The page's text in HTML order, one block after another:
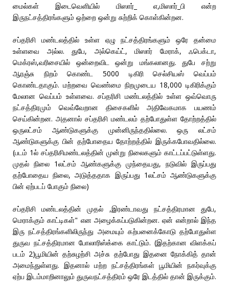
மைல்கள் இடைவெளியில் மிஸார்_ எ,மிஸார்_பி என்ற
இருநட்சத்திரங்களும் ஒற்றை ஒன்று சுற்றிக் கொள்கின்றன.
சப்தரிசி மண்டலத்தில் உள்ள ஏழு நட்சத்திரங்களும் ஒரே தன்மை
உள்ளவை அல்ல. துபே, அல்கெய்ட், மிஸார் மேராக், ஃபெக்டா,
மெக்ரஸ்,வரிசையில் ஒன்றைவிட ஒன்று மங்கலானது. துபே சற்று
ஆரஞ்சு நிறம் கொண்ட 5000 டிகிரி செல்சியஸ் வெப்பம்
கொண்டதாகும். மற்றவை வெண்மை நிறமுடைய 18,000 டிகிரிக்கும்
மேலான வெப்பம் உள்ளவை. சப்தரிசி மண்டலத்தில் உள்ள ஒவ்வொரு
நட்சத்திரமும் வெவ்வேறான திசைகளில் அதிவேகமாக பயணம்
செய்கின்றன. அதனால் சப்தரிசி மண்டலம் தற்போதுள்ள தோற்றத்தில்
ஒருலட்சம் ஆண்டுகளுக்கு முன்னிருந்ததில்லை. ஒரு லட்சம்
ஆண்டுகளுக்கு பின் தற்போதைய தோற்றத்தில் இருக்கபோவதில்லை.
(படம் 1ல் சப்தரிசிமண்டலத்தின் முன்று நிலைகளும் காட்டப்பட்டுள்ளது.
முதல் நிலை 1லட்சம் ஆண்களுக்கு முந்தையது, நடுவில் இருப்பது
தற்போதைய நிலை, அடுத்ததாக இருப்பது 1லட்சம் ஆண்டுகளுக்கு
பின் ஏற்படப் போகும் நிலை)
சப்தரிசி மண்டலத்தின் முதல் ,இரண்டாவது நட்சத்திரமான துபே,
மெராக்கும் காட்டிகள்" என அழைக்கப்படுகின்றன. ஏன் என்றால் இந்த
இரு நட்சத்திரங்களிலிருந்து அமையும் கற்பனைக்கோடு தற்போதுள்ள
துருவ நட்சத்திரமான போலாரிஸ்க்கை காட்டும். (இதற்கான விளக்கப்
படம் 2)பூமியின் தற்சுழற்சி அச்சு தற்போது இதனை நோக்கித் தான்
அமைந்துள்ளது. இதனால் மற்ற நட்சத்திரங்கள் பூமியின் நகர்வுக்கு
ஏற்ப இடம்மாறினாலும் துருவநட்சத்திரம் ஒரே இடத்தில் தான் இருக்கும்.